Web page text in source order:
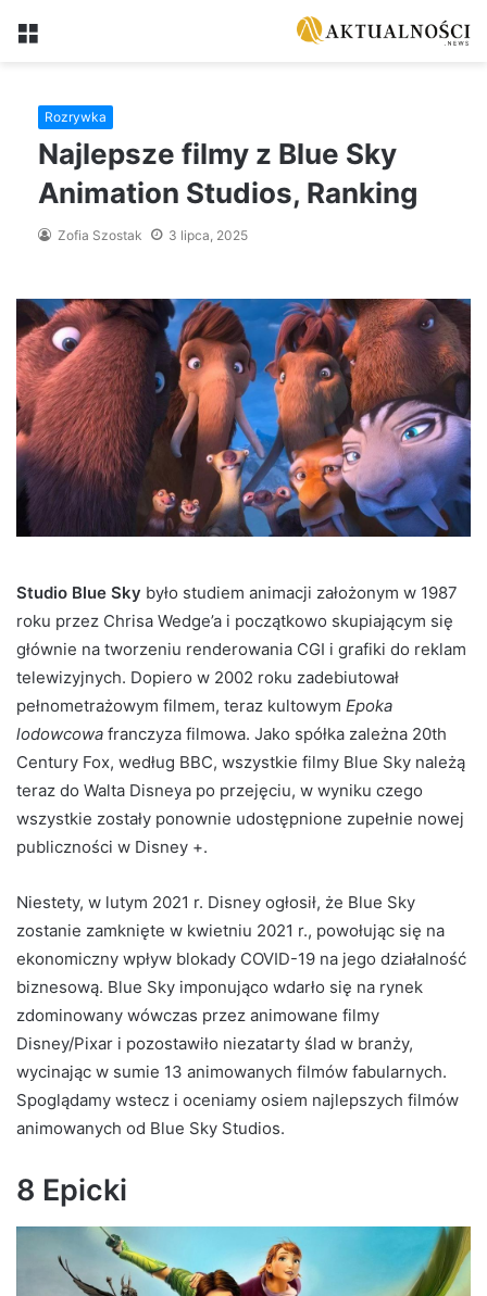
Menu
Rozrywka
Najlepsze filmy z Blue Sky
Animation Studios, Ranking
Zofia Szostak 3 lipca, 2025
Studio Blue Sky było studiem animacji założonym w 1987
roku przez Chrisa Wedge’a i początkowo skupiającym się
głównie na tworzeniu renderowania CGI i grafiki do reklam
telewizyjnych. Dopiero w 2002 roku zadebiutował
pełnometrażowym filmem, teraz kultowym Epoka
lodowcowa franczyza filmowa. Jako spółka zależna 20th
Century Fox, według BBC, wszystkie filmy Blue Sky należą
teraz do Walta Disneya po przejęciu, w wyniku czego
wszystkie zostały ponownie udostępnione zupełnie nowej
publiczności w Disney +.
Niestety, w lutym 2021 r. Disney ogłosił, że Blue Sky
zostanie zamknięte w kwietniu 2021 r., powołując się na
ekonomiczny wpływ blokady COVID-19 na jego działalność
biznesową. Blue Sky imponująco wdarło się na rynek
zdominowany wówczas przez animowane filmy
Disney/Pixar i pozostawiło niezatarty ślad w branży,
wycinając w sumie 13 animowanych filmów fabularnych.
Spoglądamy wstecz i oceniamy osiem najlepszych filmów
animowanych od Blue Sky Studios.
8 Epicki